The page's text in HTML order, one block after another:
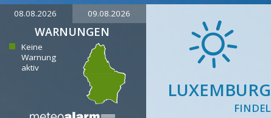
08.08.2026 09.08.2026
WARNUNGEN
Keine
Warnung
aktiv
LUXEMBURG
FINDEL